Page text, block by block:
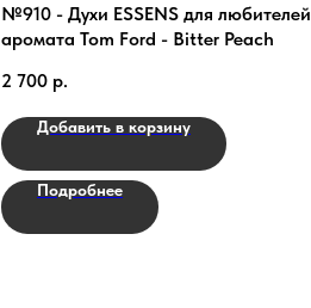
№910 - Духи ESSENS для любителей
аромата Tom Ford - Bitter Peach
2 700 р.
Добавить в корзину
Подробнее